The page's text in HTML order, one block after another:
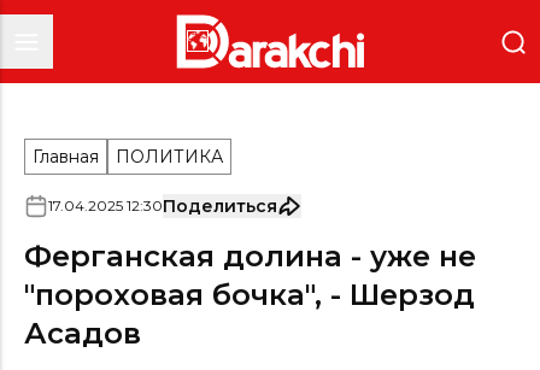
Главная ПОЛИТИКА
17.04.2025 12:30Поделиться
Ферганская долина - уже не
"пороховая бочка", - Шерзод
Асадов